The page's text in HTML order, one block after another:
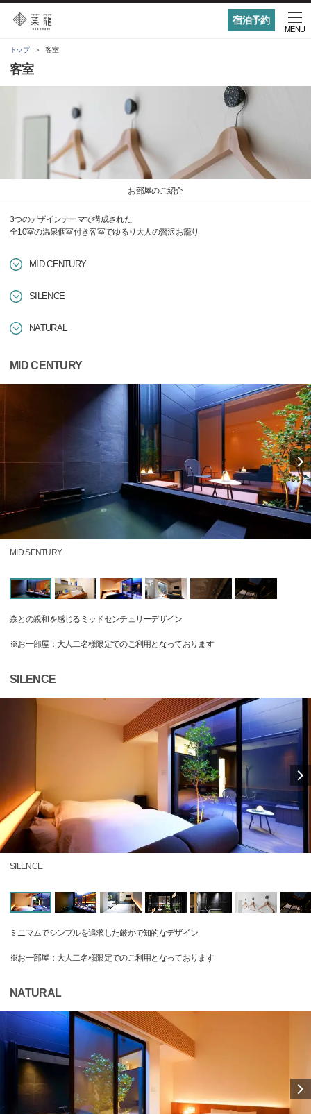
宿泊予約
MENU
トップ 客室
客室
お部屋のご紹介
3つのデザインテーマで構成された
全10室の温泉個室付き客室でゆるり大人の贅沢お籠り
MID CENTURY
SILENCE
NATURAL
MID CENTURY
MID SENTURY
森との親和を感じるミッドセンチュリーデザイン
※お一部屋：大人二名様限定でのご利用となっております
SILENCE
SILENCE
ミニマムでシンプルを追求した厳かで知的なデザイン
※お一部屋：大人二名様限定でのご利用となっております
NATURAL